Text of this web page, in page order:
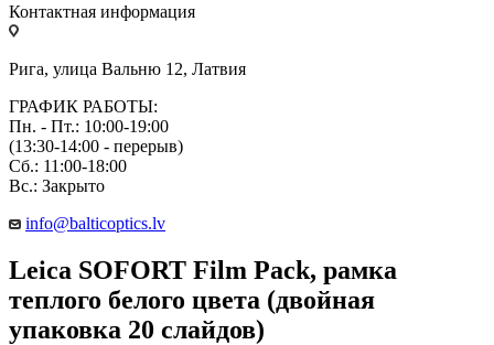
Контактная информация
Рига, улица Вальню 12, Латвия
ГРАФИК РАБОТЫ:
Пн. - Пт.: 10:00-19:00
(13:30-14:00 - перерыв)
Сб.: 11:00-18:00
Вс.: Закрыто
info@balticoptics.lv
Leica SOFORT Film Pack, рамка
теплого белого цвета (двойная
упаковка 20 слайдов)